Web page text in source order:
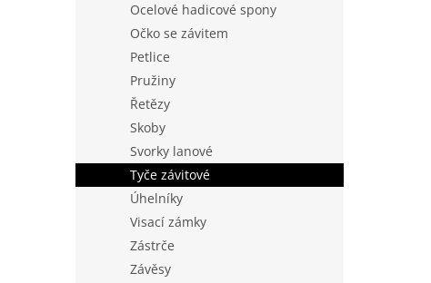
Ocelové hadicové spony
Očko se závitem
Petlice
Pružiny
Řetězy
Skoby
Svorky lanové
Tyče závitové
Úhelníky
Visací zámky
Zástrče
Závěsy